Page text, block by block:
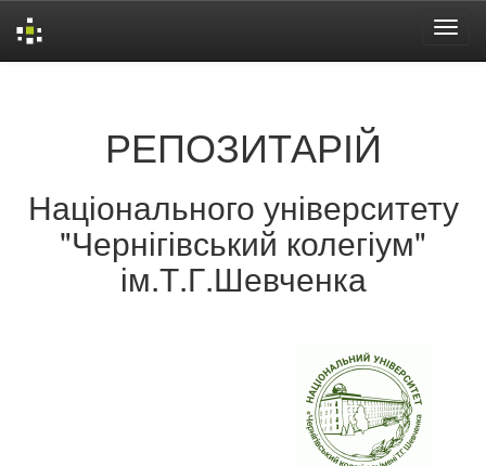
РЕПОЗИТАРІЙ
Національного університету
"Чернігівський колегіум"
ім.Т.Г.Шевченка